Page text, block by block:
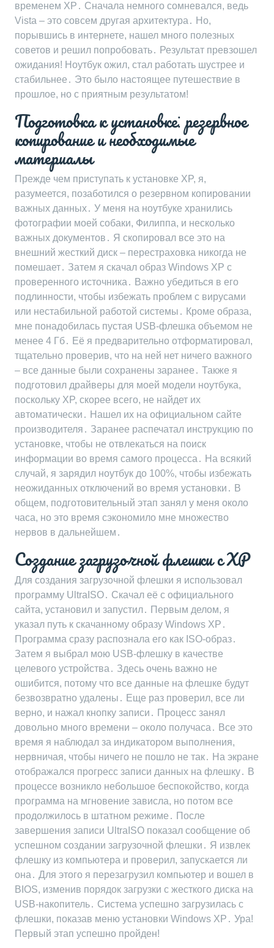
временем XP․ Сначала немного сомневался, ведь
Vista – это совсем другая архитектура․ Но,
порывшись в интернете, нашел много полезных
советов и решил попробовать․ Результат превзошел
ожидания! Ноутбук ожил, стал работать шустрее и
стабильнее․ Это было настоящее путешествие в
прошлое, но с приятным результатом!
Подготовка к установке⁚ резервное
копирование и необходимые
материалы
Прежде чем приступать к установке XP, я,
разумеется, позаботился о резервном копировании
важных данных․ У меня на ноутбуке хранились
фотографии моей собаки, Филиппа, и несколько
важных документов․ Я скопировал все это на
внешний жесткий диск – перестраховка никогда не
помешает․ Затем я скачал образ Windows XP с
проверенного источника․ Важно убедиться в его
подлинности, чтобы избежать проблем с вирусами
или нестабильной работой системы․ Кроме образа,
мне понадобилась пустая USB-флешка объемом не
менее 4 Гб․ Её я предварительно отформатировал,
тщательно проверив, что на ней нет ничего важного
– все данные были сохранены заранее․ Также я
подготовил драйверы для моей модели ноутбука,
поскольку XP, скорее всего, не найдет их
автоматически․ Нашел их на официальном сайте
производителя․ Заранее распечатал инструкцию по
установке, чтобы не отвлекаться на поиск
информации во время самого процесса․ На всякий
случай, я зарядил ноутбук до 100%, чтобы избежать
неожиданных отключений во время установки․ В
общем, подготовительный этап занял у меня около
часа, но это время сэкономило мне множество
нервов в дальнейшем․
Создание загрузочной флешки с XP
Для создания загрузочной флешки я использовал
программу UltraISO․ Скачал её с официального
сайта, установил и запустил․ Первым делом, я
указал путь к скачанному образу Windows XP․
Программа сразу распознала его как ISO-образ․
Затем я выбрал мою USB-флешку в качестве
целевого устройства․ Здесь очень важно не
ошибится, потому что все данные на флешке будут
безвозвратно удалены․ Еще раз проверил, все ли
верно, и нажал кнопку записи․ Процесс занял
довольно много времени – около получаса․ Все это
время я наблюдал за индикатором выполнения,
нервничая, чтобы ничего не пошло не так․ На экране
отображался прогресс записи данных на флешку․ В
процессе возникло небольшое беспокойство, когда
программа на мгновение зависла, но потом все
продолжилось в штатном режиме․ После
завершения записи UltraISO показал сообщение об
успешном создании загрузочной флешки․ Я извлек
флешку из компьютера и проверил, запускается ли
она․ Для этого я перезагрузил компьютер и вошел в
BIOS, изменив порядок загрузки с жесткого диска на
USB-накопитель․ Система успешно загрузилась с
флешки, показав меню установки Windows XP․ Ура!
Первый этап успешно пройден!